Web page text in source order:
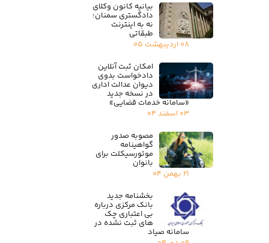
بیانیه کانون وکلای
دادگستری سمنان؛
نه به اینترنت
طبقاتی
۰۸ اردیبهشت ۰۵
امکان ثبت آنلاین
دادخواست بدوی
دیوان عدالت اداری
در نسخه جدید
«سامانه خدمات قضایی»
۰۳ اسفند ۰۴
مصوبه صدور
گواهینامه
موتورسیکلت برای
بانوان
۲۱ بهمن ۰۴
بخشنامه جدید
بانک مرکزی درباره
بی اعتباری چک
های ثبت نشده در
سامانه صیاد